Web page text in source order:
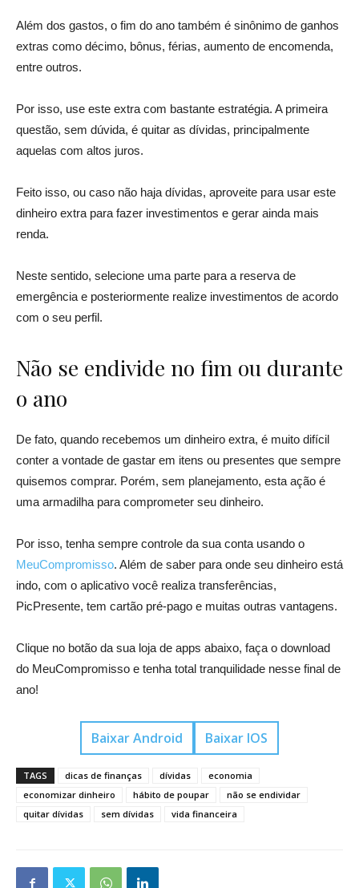
Além dos gastos, o fim do ano também é sinônimo de ganhos
extras como décimo, bônus, férias, aumento de encomenda,
entre outros.
Por isso, use este extra com bastante estratégia. A primeira
questão, sem dúvida, é quitar as dívidas, principalmente
aquelas com altos juros.
Feito isso, ou caso não haja dívidas, aproveite para usar este
dinheiro extra para fazer investimentos e gerar ainda mais
renda.
Neste sentido, selecione uma parte para a reserva de
emergência e posteriormente realize investimentos de acordo
com o seu perfil.
Não se endivide no fim ou durante
o ano
De fato, quando recebemos um dinheiro extra, é muito difícil
conter a vontade de gastar em itens ou presentes que sempre
quisemos comprar. Porém, sem planejamento, esta ação é
uma armadilha para comprometer seu dinheiro.
Por isso, tenha sempre controle da sua conta usando o
MeuCompromisso. Além de saber para onde seu dinheiro está
indo, com o aplicativo você realiza transferências,
PicPresente, tem cartão pré-pago e muitas outras vantagens.
Clique no botão da sua loja de apps abaixo, faça o download
do MeuCompromisso e tenha total tranquilidade nesse final de
ano!
Baixar Android Baixar IOS
TAGS dicas de finanças dívidas
economia
economizar dinheiro
hábito de poupar
não se endividar
quitar dívidas
sem dívidas vida financeira